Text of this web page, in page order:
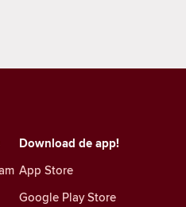
Download de app!
App Store
Google Play Store